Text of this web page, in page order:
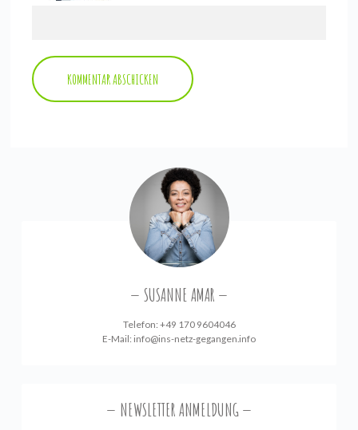
SUSANNE AMAR
Telefon: +49 170 9604046
E-Mail: info@ins-netz-gegangen.info
NEWSLETTER ANMELDUNG